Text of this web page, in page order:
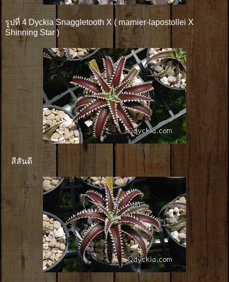
รูปที่ 4 Dyckia Snaggletooth X ( marnier-lapostollei X
Shinning Star )
สีสันดี